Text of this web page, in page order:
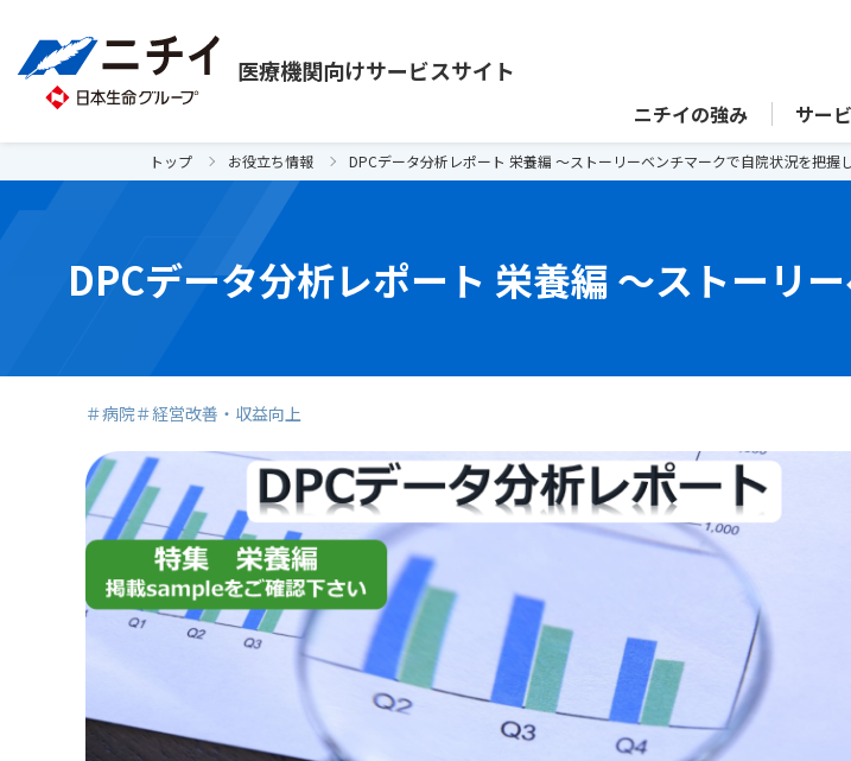
医療機関向けサービスサイト
ニチイの強み サー
トップ お役立ち情報 DPCデータ分析レポート 栄養編 ～ストーリーベンチマークで自院状況を把握
DPCデータ分析レポート 栄養編 ～ストーリ
＃病院＃経営改善・収益向上